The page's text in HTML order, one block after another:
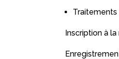
Inscription à